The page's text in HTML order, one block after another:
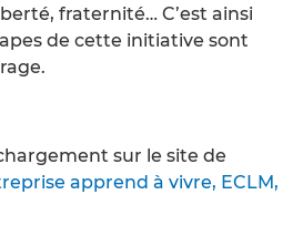
fraternité… C’est ainsi
de cette initiative sont
sur le site de
apprend à vivre, ECLM,